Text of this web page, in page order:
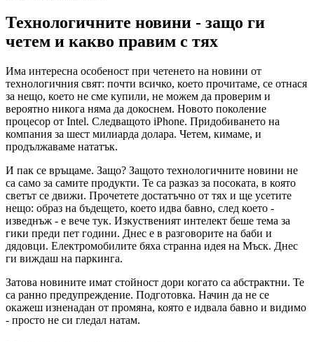
Технологичните новини - защо ги
четем и какво правим с тях
Има интересна особеност при четенето на новини от
технологичния свят: почти всичко, което прочитаме, се отнася
за нещо, което не сме купили, не можем да проверим и
вероятно никога няма да докоснем. Новото поколение
процесор от Intel. Следващото iPhone. Придобиването на
компания за шест милиарда долара. Четем, кимаме, и
продължаваме нататък.
И пак се връщаме. Защо? Защото технологичните новини не
са само за самите продукти. Те са разказ за посоката, в която
светът се движи. Прочетете достатъчно от тях и ще усетите
нещо: образ на бъдещето, което идва бавно, след което -
изведнъж - е вече тук. Изкуственият интелект беше тема за
гики преди пет години. Днес е в разговорите на баби и
дядовци. Електромобилите бяха странна идея на Мъск. Днес
ги виждаш на паркинга.
Затова новините имат стойност дори когато са абстрактни. Те
са ранно предупреждение. Подготовка. Начин да не се
окажеш изненадан от промяна, която е идвала бавно и видимо
- просто не си гледал натам.